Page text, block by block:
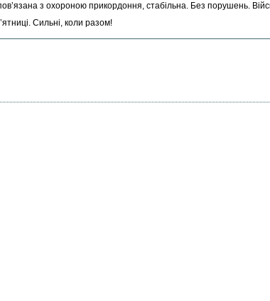
з охороною прикордоння, стабільна. Без порушень.
Сильні, коли разом!